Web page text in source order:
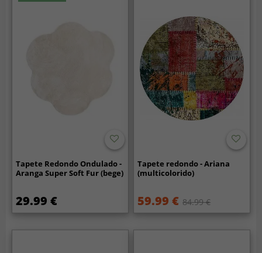
Tapete Redondo Ondulado -
Aranga Super Soft Fur (bege)
29.99 €
Tapete redondo - Ariana
(multicolorido)
59.99 € 84.99 €